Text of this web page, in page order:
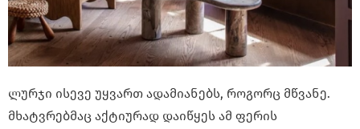
ლურჯი ისევე უყვართ ადამიანებს, როგორც მწვანე.
მხატვრებმაც აქტიურად დაიწყეს ამ ფერის